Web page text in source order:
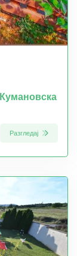
Разгледај